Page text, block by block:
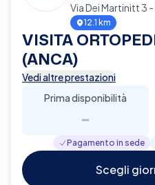
Via Dei Martinitt 3
12.1 km
VISITA
(ANCA)
Vedi altre prestazioni
Prima disponibilità
-
Pagamento in sede
Scegli